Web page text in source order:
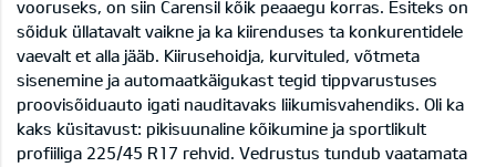
vooruseks, on siin Carensil kõik peaaegu korras. Esiteks on
sõiduk üllatavalt vaikne ja ka kiirenduses ta konkurentidele
vaevalt et alla jääb. Kiirusehoidja, kurvituled, võtmeta
sisenemine ja automaatkäigukast tegid tippvarustuses
proovisõiduauto igati nauditavaks liikumisvahendiks. Oli ka
kaks küsitavust: pikisuunaline kõikumine ja sportlikult
profiiliga 225/45 R17 rehvid. Vedrustus tundub vaatamata